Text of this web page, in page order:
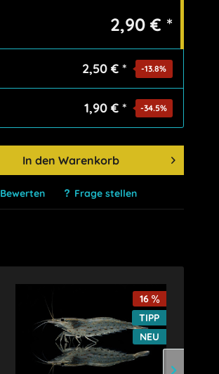
2,90 € *
2,50 € * -13.8%
1,90 € * -34.5%
In den Warenkorb
Bewerten Frage stellen
16
TIPP
NEU